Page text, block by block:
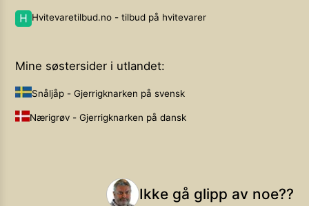
Hvitevaretilbud.no - tilbud på hvitevarer
Mine søstersider i utlandet:
Snåljåp - Gjerrigknarken på svensk
Nærigrøv - Gjerrigknarken på dansk
Ikke gå glipp av noe??